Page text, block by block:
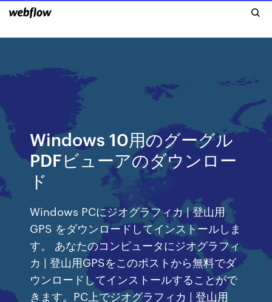
Windows 10用のグーグル
PDFビューアのダウンロー
ド
Windows PCにジオグラフィカ | 登山用
GPS をダウンロードしてインストールしま
す。 あなたのコンピュータにジオグラフィ
カ | 登山用GPSをこのポストから無料でダ
ウンロードしてインストールすることがで
きます。PC上でジオグラフィカ | 登山用